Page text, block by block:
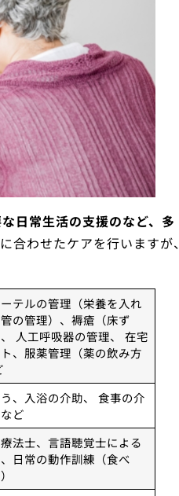
日常生活の支援のなど、多
合わせたケアを行いますが、
テルの管理（栄養を入れ
の管理）、褥瘡（床ず
人工呼吸器の管理、 在宅
、服薬管理（薬の飲み方
、入浴の介助、 食事の介
ど
法士、言語聴覚士による
日常の動作訓練（食べ